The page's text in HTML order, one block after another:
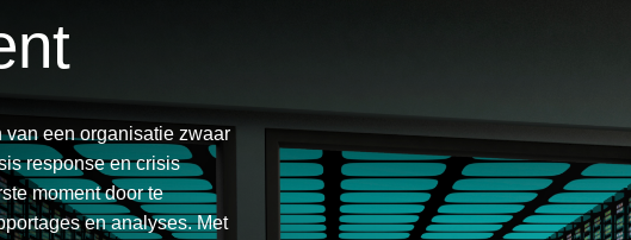
een organisatie zwaar
response en crisis
moment door te
en analyses. Met